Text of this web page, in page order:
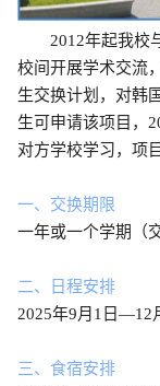
2012年起我校
校间开展学术交流
生交换计划，对韩
生可申请该项目，
对方学校学习，项
一、 交换期限
一年或一个学期（
二、日程安排
2025年9月 1 日—12
三、食宿安排